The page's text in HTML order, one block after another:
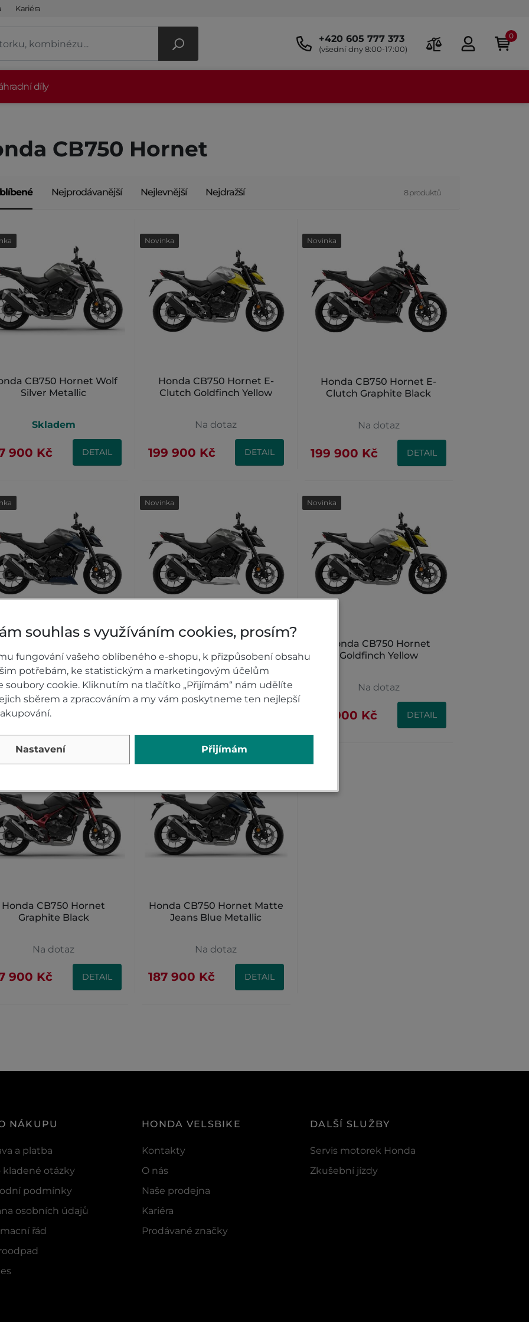
Kariéra
+420 605 777 373
(všední dny 8:00-17:00)
0
díly
CB750 Hornet
Nejprodávanější Nejlevnější Nejdražší 8 produktů
CB750 Hornet Wolf
Silver Metallic
Skladem
900 Kč DETAIL
Honda CB750 Hornet E-
Clutch Goldfinch Yellow
Novinka
Na dotaz
199 900 Kč DETAIL
Honda CB750 Hornet E-
Clutch Graphite Black
Novinka
Na dotaz
199 900 Kč DETAIL
CB750 Hornet E-
Matte Jeans Blue
Metallic
Na dotaz
900 Kč
Honda CB750 Hornet E-
Clutch Wolf Silver Metallic
Novinka
Na dotaz
Honda CB750 Hornet
Goldfinch Yellow
Novinka
Na dotaz
187 900 Kč DETAIL
Honda CB750 Hornet
Graphite Black
Na dotaz
900 Kč DETAIL
Honda CB750 Hornet Matte
Jeans Blue Metallic
Novinka
Na dotaz
187 900 Kč DETAIL
NÁKUPU
a platba
kladené otázky
podmínky
osobních údajů
řád
HONDA VELSBIKE
Kontakty
O nás
Naše prodejna
Kariéra
Prodávané značky
DALŠÍ SLUŽBY
Servis motorek Honda
Zkušební jízdy
souhlas s využíváním cookies, prosím?
fungování vašeho oblíbeného e-shopu, k přizpůsobení obsahu
potřebám, ke statistickým a marketingovým účelům
soubory cookie. Kliknutím na tlačítko „Přijímám“ nám udělíte
sběrem a zpracováním a my vám poskytneme ten nejlepší
Nastavení Přijímám